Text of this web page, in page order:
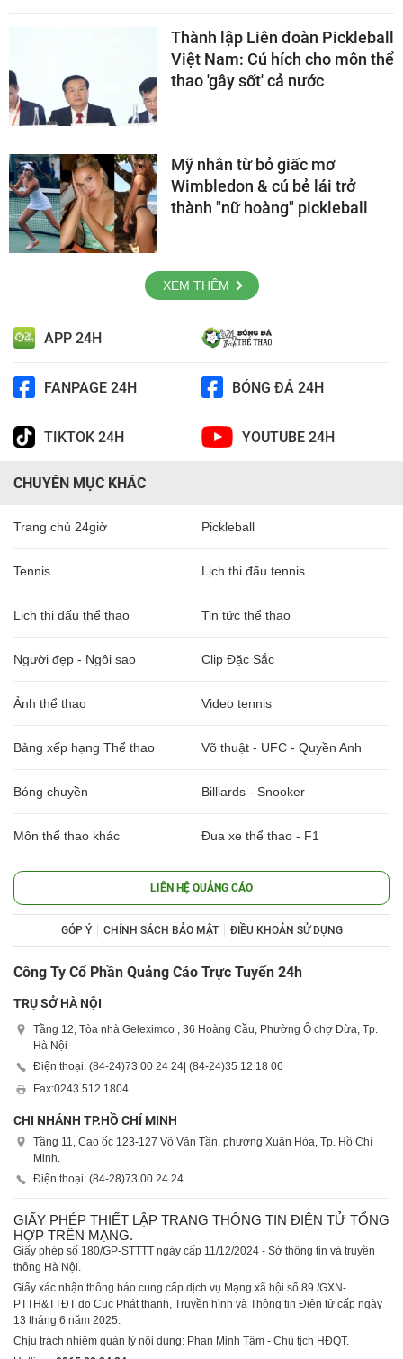
Thành lập Liên đoàn Pickleball
Việt Nam: Cú hích cho môn thể
thao 'gây sốt' cả nước
Mỹ nhân từ bỏ giấc mơ
Wimbledon & cú bẻ lái trở
thành "nữ hoàng" pickleball
XEM THÊM
APP 24H
FANPAGE 24H BÓNG ĐÁ 24H
TIKTOK 24H YOUTUBE 24H
CHUYÊN MỤC KHÁC
Trang chủ 24giờ Pickleball
Tennis Lịch thi đấu tennis
Lịch thi đấu thể thao Tin tức thể thao
Người đẹp - Ngôi sao Clip Đặc Sắc
Ảnh thể thao Video tennis
Bảng xếp hạng Thể thao Võ thuật - UFC - Quyền Anh
Bóng chuyền Billiards - Snooker
Môn thể thao khác Đua xe thể thao - F1
LIÊN HỆ QUẢNG CÁO
GÓP Ý CHÍNH SÁCH BẢO MẬT ĐIỀU KHOẢN SỬ DỤNG
Công Ty Cổ Phần Quảng Cáo Trực Tuyến 24h
TRỤ SỞ HÀ NỘI
Tầng 12, Tòa nhà Geleximco , 36 Hoàng Cầu, Phường Ô chợ Dừa, Tp.
Hà Nội
Điện thoại: (84-24)73 00 24 24 | (84-24)35 12 18 06
Fax:0243 512 1804
CHI NHÁNH TP.HỒ CHÍ MINH
Tầng 11, Cao ốc 123-127 Võ Văn Tần, phường Xuân Hòa, Tp. Hồ Chí
Minh.
Điện thoại: (84-28)73 00 24 24
GIẤY PHÉP THIẾT LẬP TRANG THÔNG TIN ĐIỆN TỬ TỔNG
HỢP TRÊN MẠNG.
Giấy phép số 180/GP-STTTT ngày cấp 11/12/2024 - Sở thông tin và truyền
thông Hà Nội.
Giấy xác nhận thông báo cung cấp dịch vụ Mạng xã hội số 89 /GXN-
PTTH&TTĐT do Cục Phát thanh, Truyền hình và Thông tin Điện tử cấp ngày
13 tháng 6 năm 2025.
Chịu trách nhiệm quản lý nội dung: Phan Minh Tâm - Chủ tịch HĐQT.